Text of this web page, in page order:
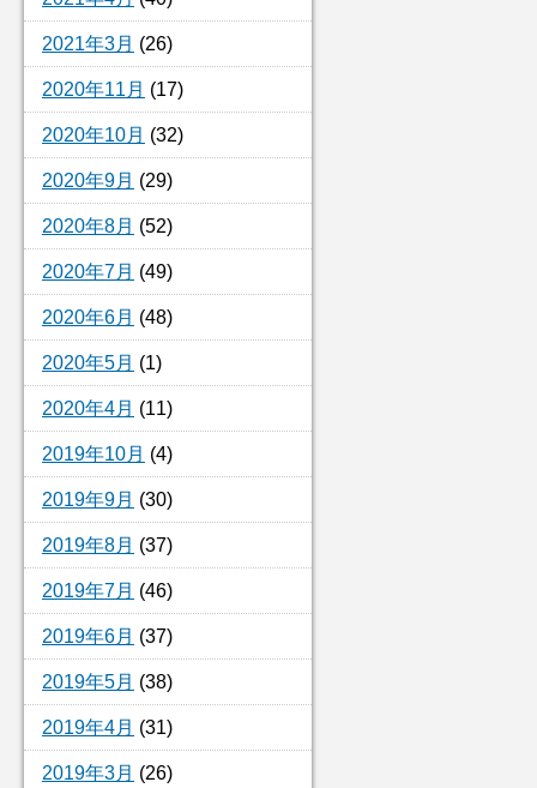
2021年3月 (26)
2020年11月 (17)
2020年10月 (32)
2020年9月 (29)
2020年8月 (52)
2020年7月 (49)
2020年6月 (48)
2020年5月 (1)
2020年4月 (11)
2019年10月 (4)
2019年9月 (30)
2019年8月 (37)
2019年7月 (46)
2019年6月 (37)
2019年5月 (38)
2019年4月 (31)
2019年3月 (26)